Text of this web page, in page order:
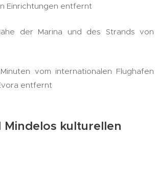
Einrichtungen entfernt
der Marina und des Strands von
vom internationalen Flughafen
entfernt
Mindelos kulturellen